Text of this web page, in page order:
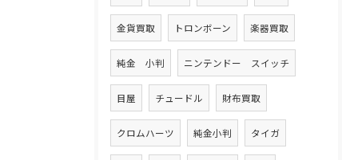
金貨買取 トロンボーン 楽器買取
純金 小判 ニンテンドー スイッチ
目屋 チュードル 財布買取
クロムハーツ 純金小判 タイガ